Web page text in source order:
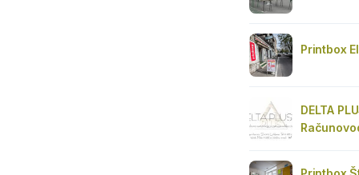
Printbox
DELTA